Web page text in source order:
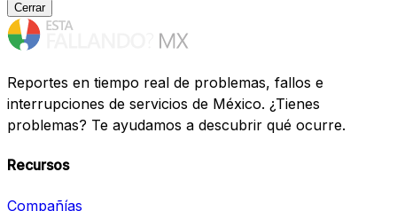
Cerrar
Reportes en tiempo real de problemas, fallos e
interrupciones de servicios de México. ¿Tienes
problemas? Te ayudamos a descubrir qué ocurre.
Recursos
Compañías